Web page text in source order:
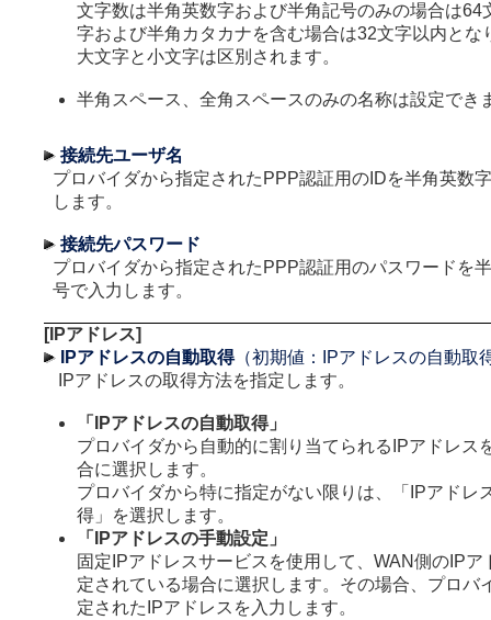
文字数は半角英数字および半角記号のみの場合は64
字および半角カタカナを含む場合は32文字以内とな
大文字と小文字は区別されます。
半角スペース、全角スペースのみの名称は設定でき
接続先ユーザ名
プロバイダから指定されたPPP認証用のIDを半角英数
します。
接続先パスワード
プロバイダから指定されたPPP認証用のパスワードを
号で入力します。
[IPアドレス]
IPアドレスの自動取得（初期値：IPアドレスの自動取
IPアドレスの取得方法を指定します。
「IPアドレスの自動取得」
プロバイダから自動的に割り当てられるIPアドレス
合に選択します。
プロバイダから特に指定がない限りは、「IPアドレ
得」を選択します。
「IPアドレスの手動設定」
固定IPアドレスサービスを使用して、WAN側のIPア
定されている場合に選択します。その場合、プロバ
定されたIPアドレスを入力します。